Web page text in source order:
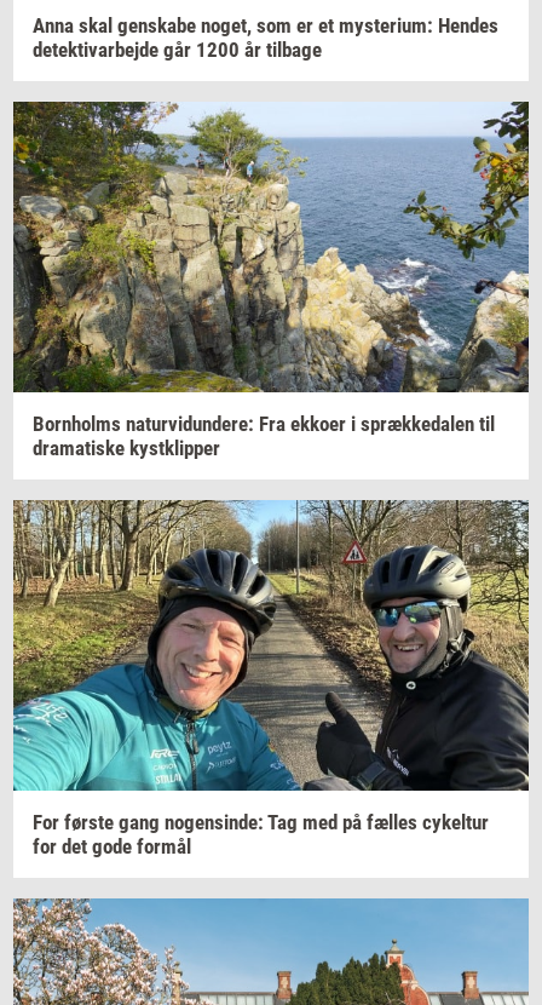
Anna skal gen­ska­be noget, som er et myste­ri­um: Hen­des
de­tek­ti­v­ar­bej­de går 1200 år til­ba­ge
Born­holms na­tur­vi­dun­de­re: Fra ek­ko­er i spræk­ke­da­len til
dra­ma­ti­ske kyst­klip­per
For før­ste gang no­gen­sin­de: Tag med på fæl­les cy­kel­tur
for det gode for­mål